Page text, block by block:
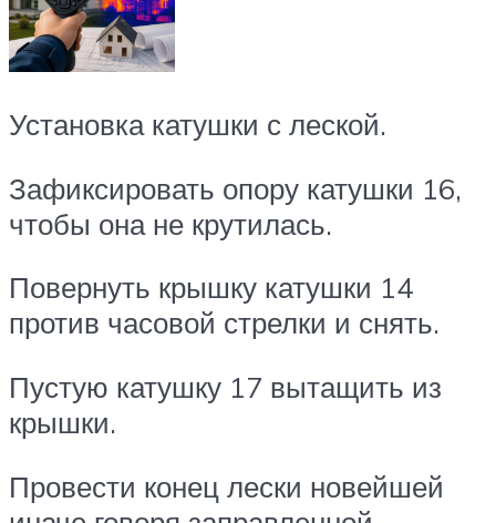
Установка катушки с леской.
Зафиксировать опору катушки 16,
чтобы она не крутилась.
Повернуть крышку катушки 14
против часовой стрелки и снять.
Пустую катушку 17 вытащить из
крышки.
Провести конец лески новейшей